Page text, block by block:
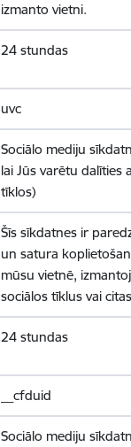
izmanto vietni.
24 stundas
uvc
Sociālo mediju
lai Jūs varētu dalīties
tīklos)
Šīs sīkdatnes ir
un satura
mūsu vietnē,
sociālos tīklus vai
24 stundas
__cfduid
Sociālo mediju